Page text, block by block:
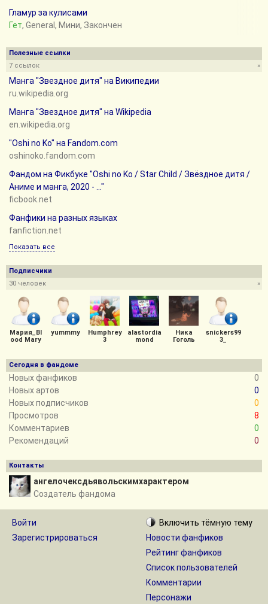
Гламур за кулисами
Гет, General, Мини, Закончен
Полезные ссылки
7 ссылок
»
Манга "Звездное дитя" на Википедии
ru.wikipedia.org
Манга "Звездное дитя" на Wikipedia
en.wikipedia.org
"Oshi no Ko" на Fandom.com
oshinoko.fandom.com
Фандом на Фикбуке "Oshi no Ko / Star Child / Звёздное дитя /
Аниме и манга, 2020 - ..."
ficbook.net
Фанфики на разных языках
fanfiction.net
Показать все
Подписчики
30 человек
»
Мария_Bl
ood Mary
yummmy
Humphrey
3
alastordia
mond
Ника
Гоголь
snickers99
3_
Сегодня в фандоме
Новых фанфиков
0
Новых артов
0
Новых подписчиков
0
Просмотров
8
Комментариев
0
Рекомендаций
0
Контакты
ангелочексдьявольскимхарактером
Создатель фандома
Войти
Зарегистрироваться
Включить тёмную тему
Новости фанфиков
Рейтинг фанфиков
Список пользователей
Комментарии
Персонажи